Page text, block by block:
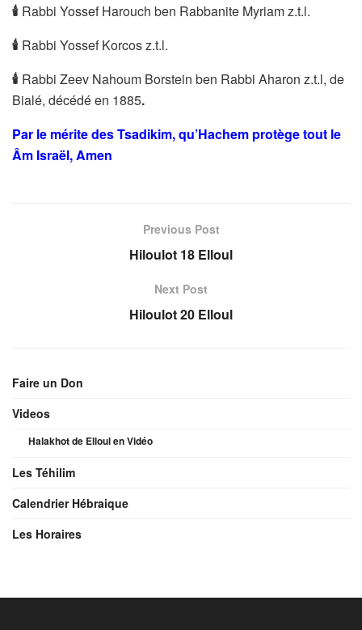
🕯 Rabbi Yossef Harouch ben Rabbanite Myriam z.t.l.
🕯 Rabbi Yossef Korcos z.t.l.
🕯 Rabbi Zeev Nahoum Borstein ben Rabbi Aharon z.t.l, de
Bialé, décédé en 1885.
Par le mérite des Tsadikim, qu’Hachem protège tout le
Âm Israël, Amen
Previous Post
Hiloulot 18 Elloul
Next Post
Hiloulot 20 Elloul
Faire un Don
Videos
Halakhot de Elloul en Vidéo
Les Téhilim
Calendrier Hébraique
Les Horaires